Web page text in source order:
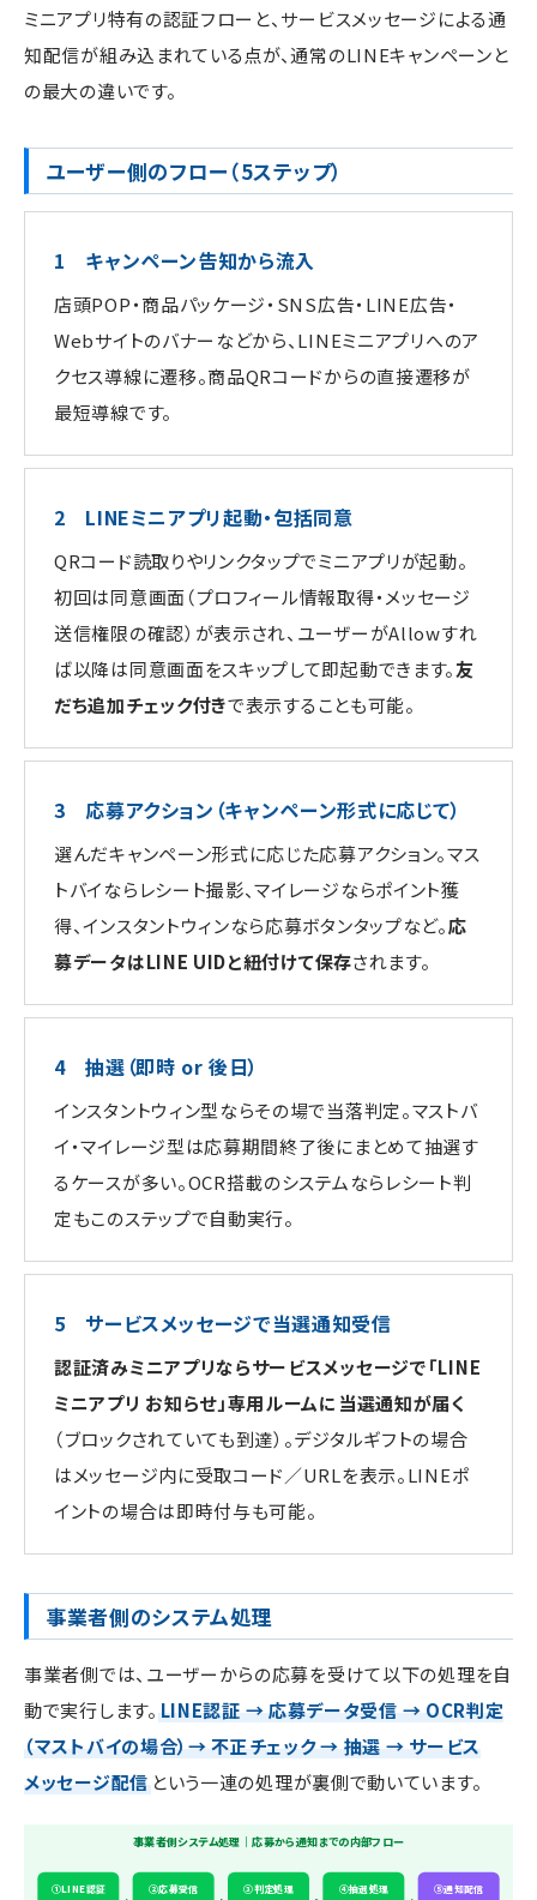
ミニアプリ特有の認証フローと、サービスメッセージによる通
知配信が組み込まれている点が、通常のLINEキャンペーンと
の最大の違いです。
ユーザー側のフロー（5ステップ）
1 キャンペーン告知から流入
店頭POP・商品パッケージ・SNS広告・LINE広告・
Webサイトのバナーなどから、LINEミニアプリへのア
クセス導線に遷移。商品QRコードからの直接遷移が
最短導線です。
2 LINEミニアプリ起動・包括同意
QRコード読取りやリンクタップでミニアプリが起動。
初回は同意画面（プロフィール情報取得・メッセージ
送信権限の確認）が表示され、ユーザーがAllowすれ
ば以降は同意画面をスキップして即起動できます。友
だち追加チェック付きで表示することも可能。
3 応募アクション（キャンペーン形式に応じて）
選んだキャンペーン形式に応じた応募アクション。マス
トバイならレシート撮影、マイレージならポイント獲
得、インスタントウィンなら応募ボタンタップなど。応
募データはLINE UIDと紐付けて保存されます。
4 抽選（即時 or 後日）
インスタントウィン型ならその場で当落判定。マストバ
イ・マイレージ型は応募期間終了後にまとめて抽選す
るケースが多い。OCR搭載のシステムならレシート判
定もこのステップで自動実行。
5 サービスメッセージで当選通知受信
認証済みミニアプリならサービスメッセージで「LINE
ミニアプリ お知らせ」専用ルームに当選通知が届く
（ブロックされていても到達）。デジタルギフトの場合
はメッセージ内に受取コード／URLを表示。LINEポ
イントの場合は即時付与も可能。
事業者側のシステム処理
事業者側では、ユーザーからの応募を受けて以下の処理を自
動で実行します。 LINE認証 → 応募データ受信 → OCR判定
（マストバイの場合）→ 不正チェック → 抽選 → サービス
メッセージ配信という一連の処理が裏側で動いています。
事業者側システム処理｜応募から通知までの内部フロー
①LINE認証
②応募受信
③判定処理
④抽選処理
⑤通知配信